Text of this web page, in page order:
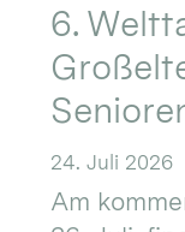
6.
24. Juli 2026
Am